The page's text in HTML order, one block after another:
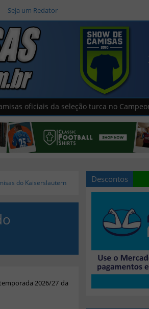
Seja um Redator
da seleção turca no Campeonato Alemão
do Kaiserslautern
2026/27 da
Descontos